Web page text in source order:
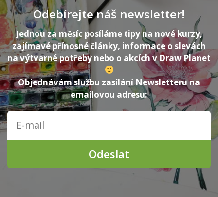
Odebírejte náš newsletter!
Jednou za měsíc posíláme tipy na nové kurzy,
zajímavé přínosné články, informace o slevách
na výtvarné potřeby nebo o akcích v Draw Planet
Objednávám službu zasílání Newsletteru na
emailovou adresu:
Odeslat